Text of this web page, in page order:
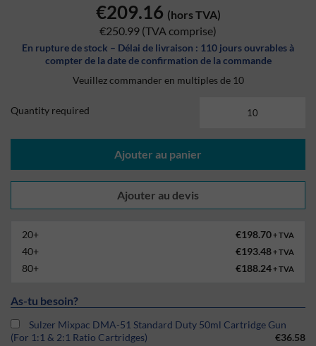
€209.16 (hors TVA)
€250.99 (TVA comprise)
En rupture de stock – Délai de livraison : 110 jours ouvrables à
compter de la date de confirmation de la commande
Veuillez commander en multiples de 10
Quantity required
Ajouter au panier
20+ €198.70+ TVA
40+ €193.48+ TVA
80+ €188.24+ TVA
As-tu besoin?
Sulzer Mixpac DMA-51 Standard Duty 50ml Cartridge Gun
(For 1:1 & 2:1 Ratio Cartridges)
€36.58